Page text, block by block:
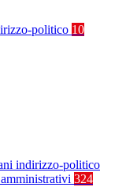
politico 10
indirizzo-politico
324